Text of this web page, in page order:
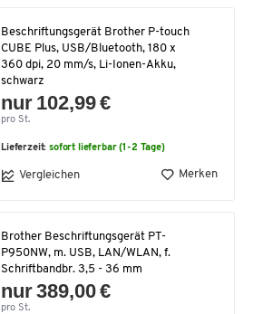
Beschriftungsgerät Brother P-touch
CUBE Plus, USB/Bluetooth, 180 x
360 dpi, 20 mm/s, Li-Ionen-Akku,
schwarz
nur 102,99 €
pro St.
Lieferzeit:sofort lieferbar (1-2 Tage)
Vergleichen Merken
Brother Beschriftungsgerät PT-
P950NW, m. USB, LAN/WLAN, f.
Schriftbandbr. 3,5 - 36 mm
nur 389,00 €
pro St.